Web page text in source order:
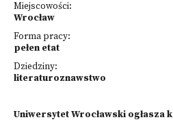
Miejscowości:
Wrocław
Forma pracy:
pełen etat
Dziedziny:
literaturoznawstwo
Uniwersytet Wrocławski ogłasza